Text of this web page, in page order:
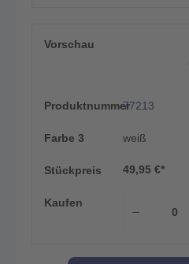
Vorschau
Produktnummer77213
Farbe 3 weiß
Stückpreis 49,95 €*
Kaufen